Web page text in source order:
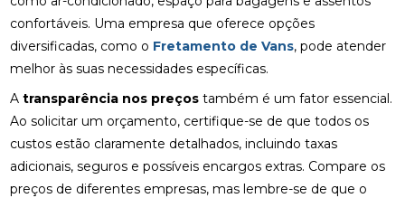
confortáveis. Uma empresa que oferece opções
diversificadas, como o Fretamento de Vans, pode atender
melhor às suas necessidades específicas.
Atransparência nos preços também é um fator essencial.
Ao solicitar um orçamento, certifique-se de que todos os
custos estão claramente detalhados, incluindo taxas
adicionais, seguros e possíveis encargos extras. Compare os
preços de diferentes empresas, mas lembre-se de que o